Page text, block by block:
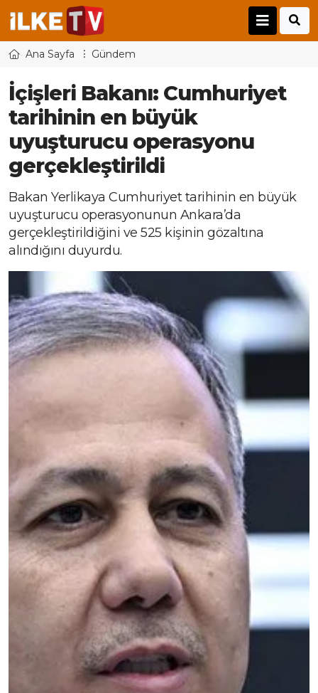
Ana Sayfa Gündem
İçişleri Bakanı: Cumhuriyet
tarihinin en büyük
uyuşturucu operasyonu
gerçekleştirildi
Bakan Yerlikaya Cumhuriyet tarihinin en büyük
uyuşturucu operasyonunun Ankara’da
gerçekleştirildiğini ve 525 kişinin gözaltına
alındığını duyurdu.